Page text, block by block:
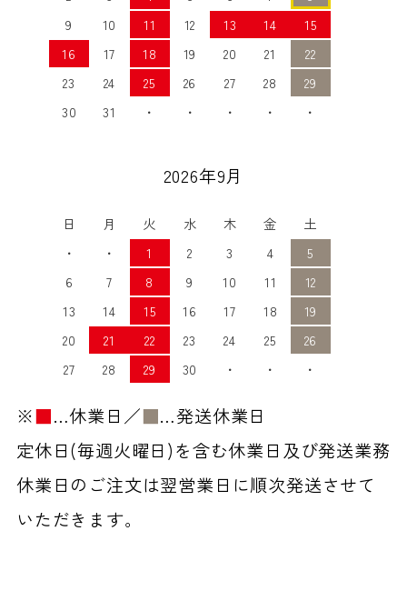
9
10 11 12 13 14
15
16
17 18 19 20 21
22
23
24 25 26 27 28
29
30
31 ・ ・ ・ ・ ・
2026年9月
日 月 火 水 木 金
土
・
・ 1 2 3 4
5
6
7 8 9 10 11
12
13
14 15 16 17 18
19
20
21 22 23 24 25
26
27
28 29 30 ・ ・ ・
※■…休業日／■…発送休業日
定休日(毎週火曜日)を含む休業日及び発送業務
休業日のご注文は翌営業日に順次発送させて
いただきます。